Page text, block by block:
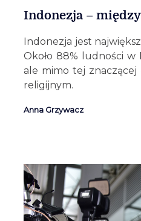
Indonezja –
Indonezja jest
Około 88% ludności w
ale mimo tej
religijnym.
Anna Grzywacz